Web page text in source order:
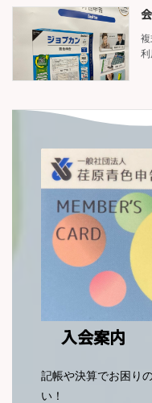
利
入会案内
記帳や決算でお困り
い！